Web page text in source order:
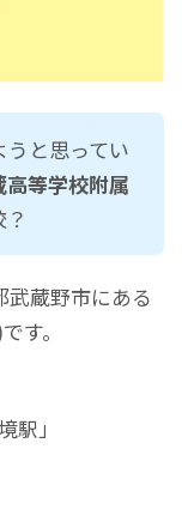
と思ってい
高等学校附属
蔵野市にある
す。
駅」